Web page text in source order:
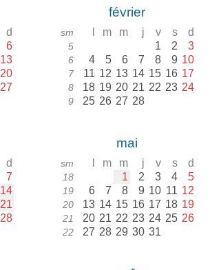
d
6
13
20
27
février
sm m m j v s d
5 1 2 3
6 4 5 6 7 8 9 10
7 11 12 13 14 15 16 17
8 18 19 20 21 22 23 24
9 25 26 27 28
d
7
14
21
28
mai
sm m m j v s d
18 1 2 3 4 5
19 6 7 8 9 10 11 12
20 13 14 15 16 17 18 19
21 20 21 22 23 24 25 26
22 27 28 29 30 31